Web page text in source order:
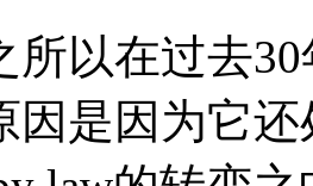
所以在过去
因是因为它